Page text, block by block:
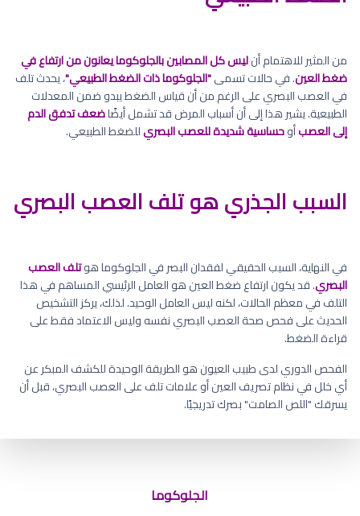
من المثير للاهتمام أنليس كل المصابين بالجلوكوما يعانون من ارتفاع في
ضغط العين. في حالات تسمى"الجلوكوما ذات الضغط الطبيعي"، يحدث تلف
في العصب البصري على الرغم من أن قياس الضغط يبدو ضمن المعدلات
الطبيعية. يشير هذا إلى أن أسباب المرض قد تشمل أيضًاضعف تدفق الدم
إلى العصبأوحساسية شديدة للعصب البصريللضغط الطبيعي.
السبب الجذري هو تلف العصب البصري
في النهاية، السبب الحقيقي لفقدان البصر في الجلوكوما هوتلف العصب
البصري. قد يكون ارتفاع ضغط العين هو العامل الرئيسي المساهم في هذا
التلف في معظم الحالات، لكنه ليس العامل الوحيد. لذلك، يركز التشخيص
الحديث على فحص صحة العصب البصري نفسه وليس الاعتماد فقط على
قراءة الضغط.
الفحص الدوري لدى طبيب العيون هو الطريقة الوحيدة للكشف المبكر عن
أي خلل في نظام تصريف العين أو علامات تلف على العصب البصري، قبل أن
يسرقك "اللص الصامت" بصرك تدريجيًا.
الجلوكوما